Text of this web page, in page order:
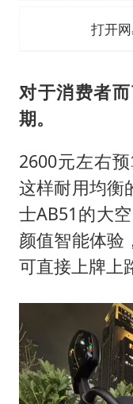
打开
对于消费者
期。
2600元左右
这样耐用均衡
士AB51的大
颜值智能体验
可直接上牌上